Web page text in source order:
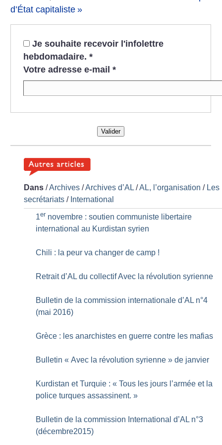
d’État capitaliste »
Je souhaite recevoir l'infolettre
hebdomadaire. *
Votre adresse e-mail *
Valider
Dans /Archives /Archives d’AL /AL, l’organisation / Les
secrétariats / International
1er novembre : soutien communiste libertaire
international au Kurdistan syrien
Chili : la peur va changer de camp !
Retrait d’AL du collectif Avec la révolution syrienne
Bulletin de la commission internationale d’AL n°4
(mai 2016)
Grèce : les anarchistes en guerre contre les mafias
Bulletin « Avec la révolution syrienne » de janvier
Kurdistan et Turquie : « Tous les jours l’armée et la
police turques assassinent. »
Bulletin de la commission International d’AL n°3
(décembre2015)